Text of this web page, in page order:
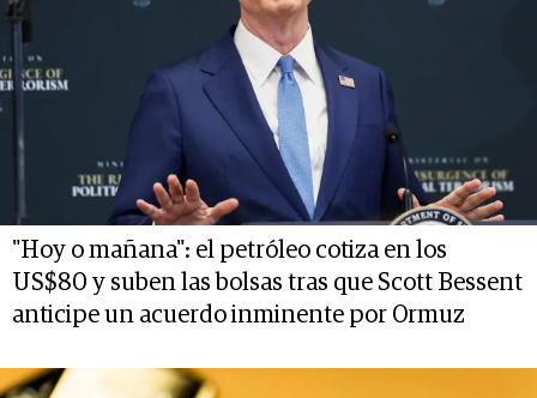
"Hoy o mañana": el petróleo cotiza en los
US$80 y suben las bolsas tras que Scott Bessent
anticipe un acuerdo inminente por Ormuz